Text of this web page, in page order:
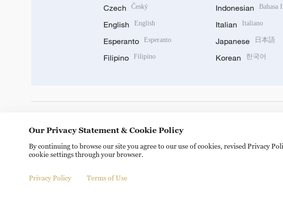
Czech Český
English English
Esperanto Esperanto
Filipino Filipino
Indonesian Bahasa
Italian Italiano
Japanese 日本語
Korean 한국어
Copyright © 2024 CGTN. 京ICP备20000184号
Our Privacy Statement & Cookie Policy
By continuing to browse our site you agree to our use of cookies, revised Privacy
cookie settings through your browser.
Privacy Policy Terms of Use